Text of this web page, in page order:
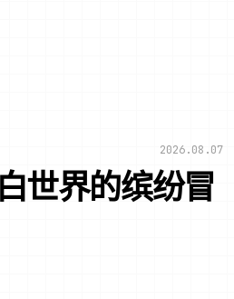
2026.08.07
世界的缤纷冒